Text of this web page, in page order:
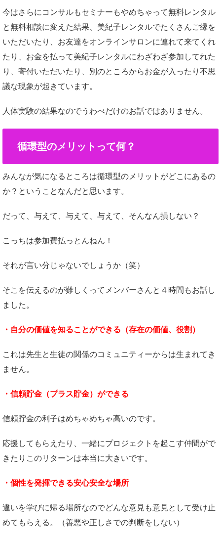
今はさらにコンサルもセミナーもやめちゃって無料レンタル
と無料相談に変えた結果、美紀子レンタルでたくさんご縁を
いただいたり、お友達をオンラインサロンに連れて来てくれ
たり、お金を払って美紀子レンタルにわざわざ参加してれた
り、寄付いただいたり、別のところからお金が入ったり不思
議な現象が起きています。
人体実験の結果なのでうわべだけのお話ではありません。
循環型のメリットって何？
みんなが気になるところは循環型のメリットがどこにあるの
か？ということなんだと思います。
だって、与えて、与えて、与えて、そんなん損しない？
こっちは参加費払っとんねん！
それが言い分じゃないでしょうか（笑）
そこを伝えるのが難しくってメンバーさんと４時間もお話し
ました。
・自分の価値を知ることができる（存在の価値、役割）
これは先生と生徒の関係のコミュニティーからは生まれてき
ません。
・信頼貯金（プラス貯金）ができる
信頼貯金の利子はめちゃめちゃ高いのです。
応援してもらえたり、一緒にプロジェクトを起こす仲間がで
きたりこのリターンは本当に大きいです。
・個性を発揮できる安心安全な場所
違いを学びに帰る場所なのでどんな意見も意見として受け止
めてもらえる。（善悪や正しさでの判断をしない）